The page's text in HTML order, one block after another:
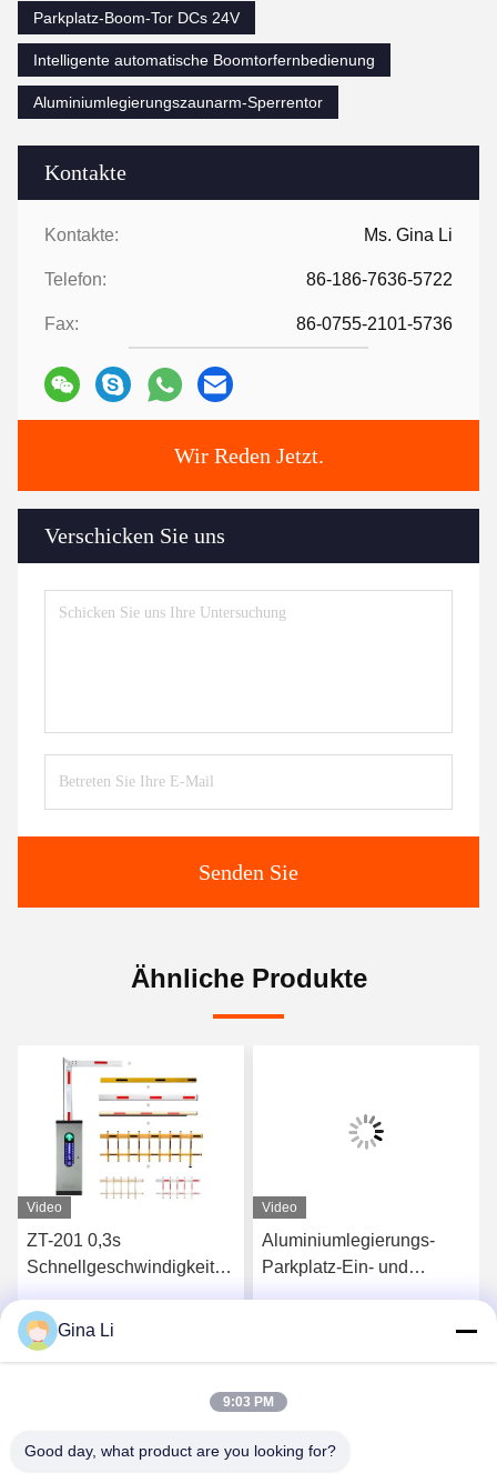
Kontakte
Kontakte: Ms. Gina Li
Telefon: 86-186-7636-5722
Fax: 86-0755-2101-5736
Wir Reden Jetzt.
Verschicken Sie uns
Senden Sie
Parkplatz-Boom-Tor DCs 24V
Intelligente automatische Boomtorfernbedienung
Aluminiumlegierungszaunarm-Sperrentor
Ähnliche Produkte
Video
ZT-201 0,3s
Schnellgeschwindigkeits-
Parkplatzzufahrt & -
ausfahrt,
Video
Aluminiumlegierungs-
Parkplatz-Ein- und
Gina Li
9:03 PM
Good day, what product are you looking for?